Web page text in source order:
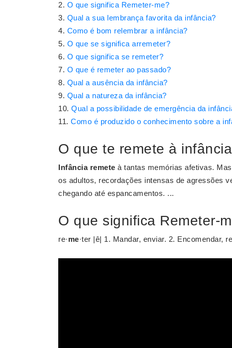
O que significa Remeter-me?
Qual a sua lembrança favorita da infância?
Como é bom relembrar a infância?
O que se significa arremeter?
O que significa se remeter?
O que é remeter ao passado?
Qual a ausência da infância?
Qual a natureza da infância?
Qual a possibilidade de emergência da
Como é produzido o conhecimento sobre a
O que te remete à
Infância remete à tantas memórias afetivas.
os adultos, recordações intensas de agressões
chegando até espancamentos. ...
O que significa Remeter-
re·me·ter |ê| 1. Mandar, enviar. 2. Encomendar,